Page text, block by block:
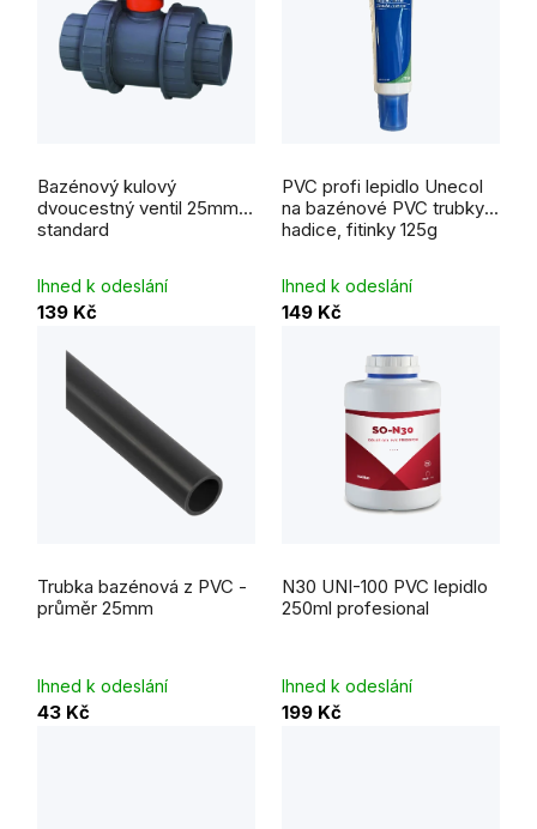
Bazénový kulový
dvoucestný ventil 25mm
standard
Ihned k odeslání
139 Kč
PVC profi lepidlo Unecol
na bazénové PVC trubky,
hadice, fitinky 125g
hodnocení
produktu
je
5,0
z
Ihned k odeslání
149 Kč
Trubka bazénová z PVC -
průměr 25mm
Ihned k odeslání
43 Kč
N30 UNI-100 PVC lepidlo
250ml profesional
Ihned k odeslání
199 Kč